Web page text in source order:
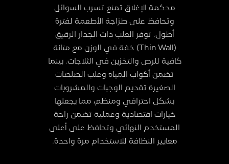
محكمة الإغلاق تمنع تسرب السوائل
وتحافظ على طزاجة الأطعمة لفترة
أطول. توفر العلب ذات الجدار الرقيق
(Thin Wall) خفة في الوزن مع متانة
كافية للرص والتخزين في الثلاجات. بينما
تضمن أكواب المياه وعلب الصلصات
الصغيرة تقديم الوجبات والمشروبات
بشكل احترافي ومنظم، مما يجعلها
خيارات اقتصادية وعملية تضمن راحة
المستخدم النهائي وتحافظ على أعلى
معايير النظافة للاستخدام مرة واحدة.